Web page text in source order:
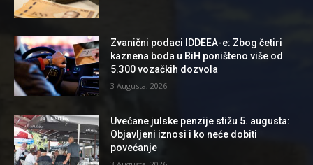
Zvanični podaci IDDEEA-e: Zbog četiri
kaznena boda u BiH poništeno više od
5.300 vozačkih dozvola
3 Augusta, 2026
Uvećane julske penzije stižu 5. augusta:
Objavljeni iznosi i ko neće dobiti
povećanje